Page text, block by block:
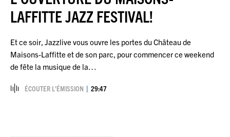
LAFFITTE JAZZ FESTIVAL!
Et ce soir, Jazzlive vous ouvre les portes du Château de
Maisons-Laffitte et de son parc, pour commencer ce weekend
de fête la musique de la…
ÉCOUTER L’ÉMISSION 29:47